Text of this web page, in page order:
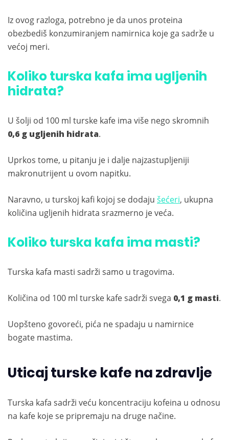
Iz ovog razloga, potrebno je da unos proteina
obezbediš konzumiranjem namirnica koje ga sadrže u
većoj meri.
Koliko turska kafa ima ugljenih
hidrata?
U šolji od 100 ml turske kafe ima više nego skromnih
0,6 g ugljenih hidrata.
Uprkos tome, u pitanju je i dalje najzastupljeniji
makronutrijent u ovom napitku.
Naravno, u turskoj kafi kojoj se dodaju šećeri, ukupna
količina ugljenih hidrata srazmerno je veća.
Koliko turska kafa ima masti?
Turska kafa masti sadrži samo u tragovima.
Količina od 100 ml turske kafe sadrži svega 0,1 g masti.
Uopšteno govoreći, pića ne spadaju u namirnice
bogate mastima.
Uticaj turske kafe na zdravlje
Turska kafa sadrži veću koncentraciju kofeina u odnosu
na kafe koje se pripremaju na druge načine.